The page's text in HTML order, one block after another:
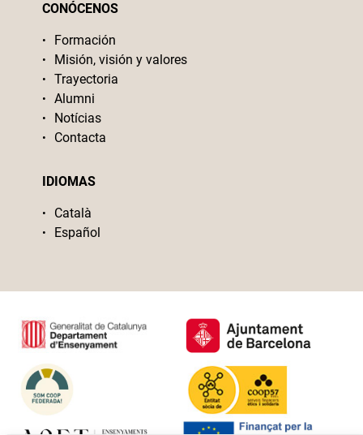
CONÓCENOS
Formación
Misión, visión y valores
Trayectoria
Alumni
Notícias
Contacta
IDIOMAS
Català
Español